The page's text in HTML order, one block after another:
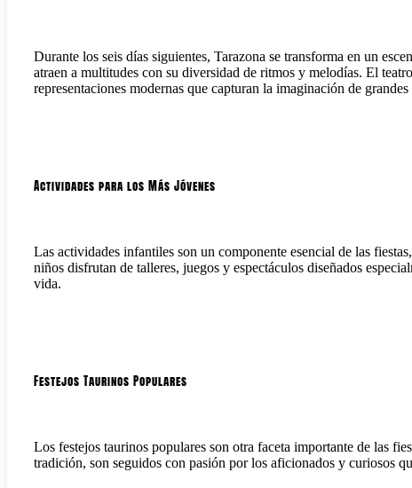
Durante los seis días siguientes, Tarazona se transforma en un
atraen a multitudes con su diversidad de ritmos y melodías. El
representaciones modernas que capturan la imaginación de
Actividades para los Más Jóvenes
Las actividades infantiles son un componente esencial de las
niños disfrutan de talleres, juegos y espectáculos diseñados
vida.
Festejos Taurinos Populares
Los festejos taurinos populares son otra faceta importante de las
tradición, son seguidos con pasión por los aficionados y curiosos